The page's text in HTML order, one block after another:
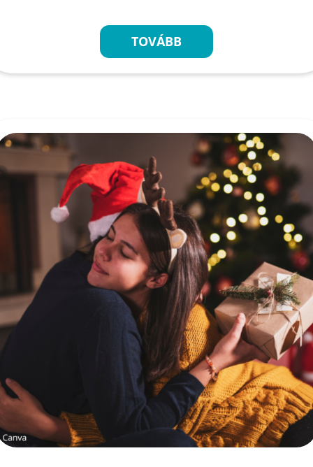
TOVÁBB